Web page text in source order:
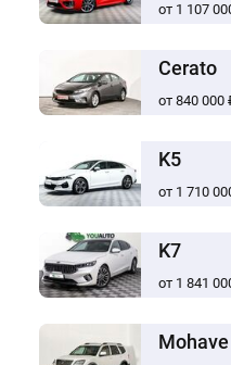
от 1 107
Cerato
от 840 000
K5
от 1 710
K7
от 1 841
Mohave